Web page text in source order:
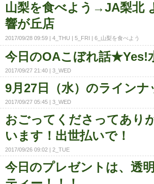
山梨を食べよう→JA梨北
響が丘店
2017/09/28 09:59 4_THU 5_FRI 6_山梨を食べよう
今日のOAこぼれ話★Yes!
2017/09/27 21:40 3_WED
9月27日（水）のラインナ
2017/09/27 05:45 3_WED
おごってくださってあり
います！出世払いで！
2017/09/26 09:02 2_TUE
今日のプレゼントは、透